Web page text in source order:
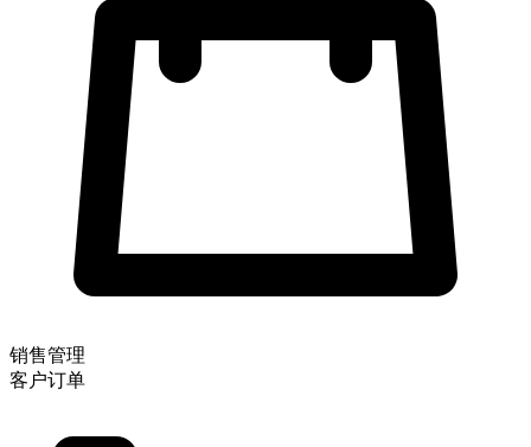
销售管理
客户订单